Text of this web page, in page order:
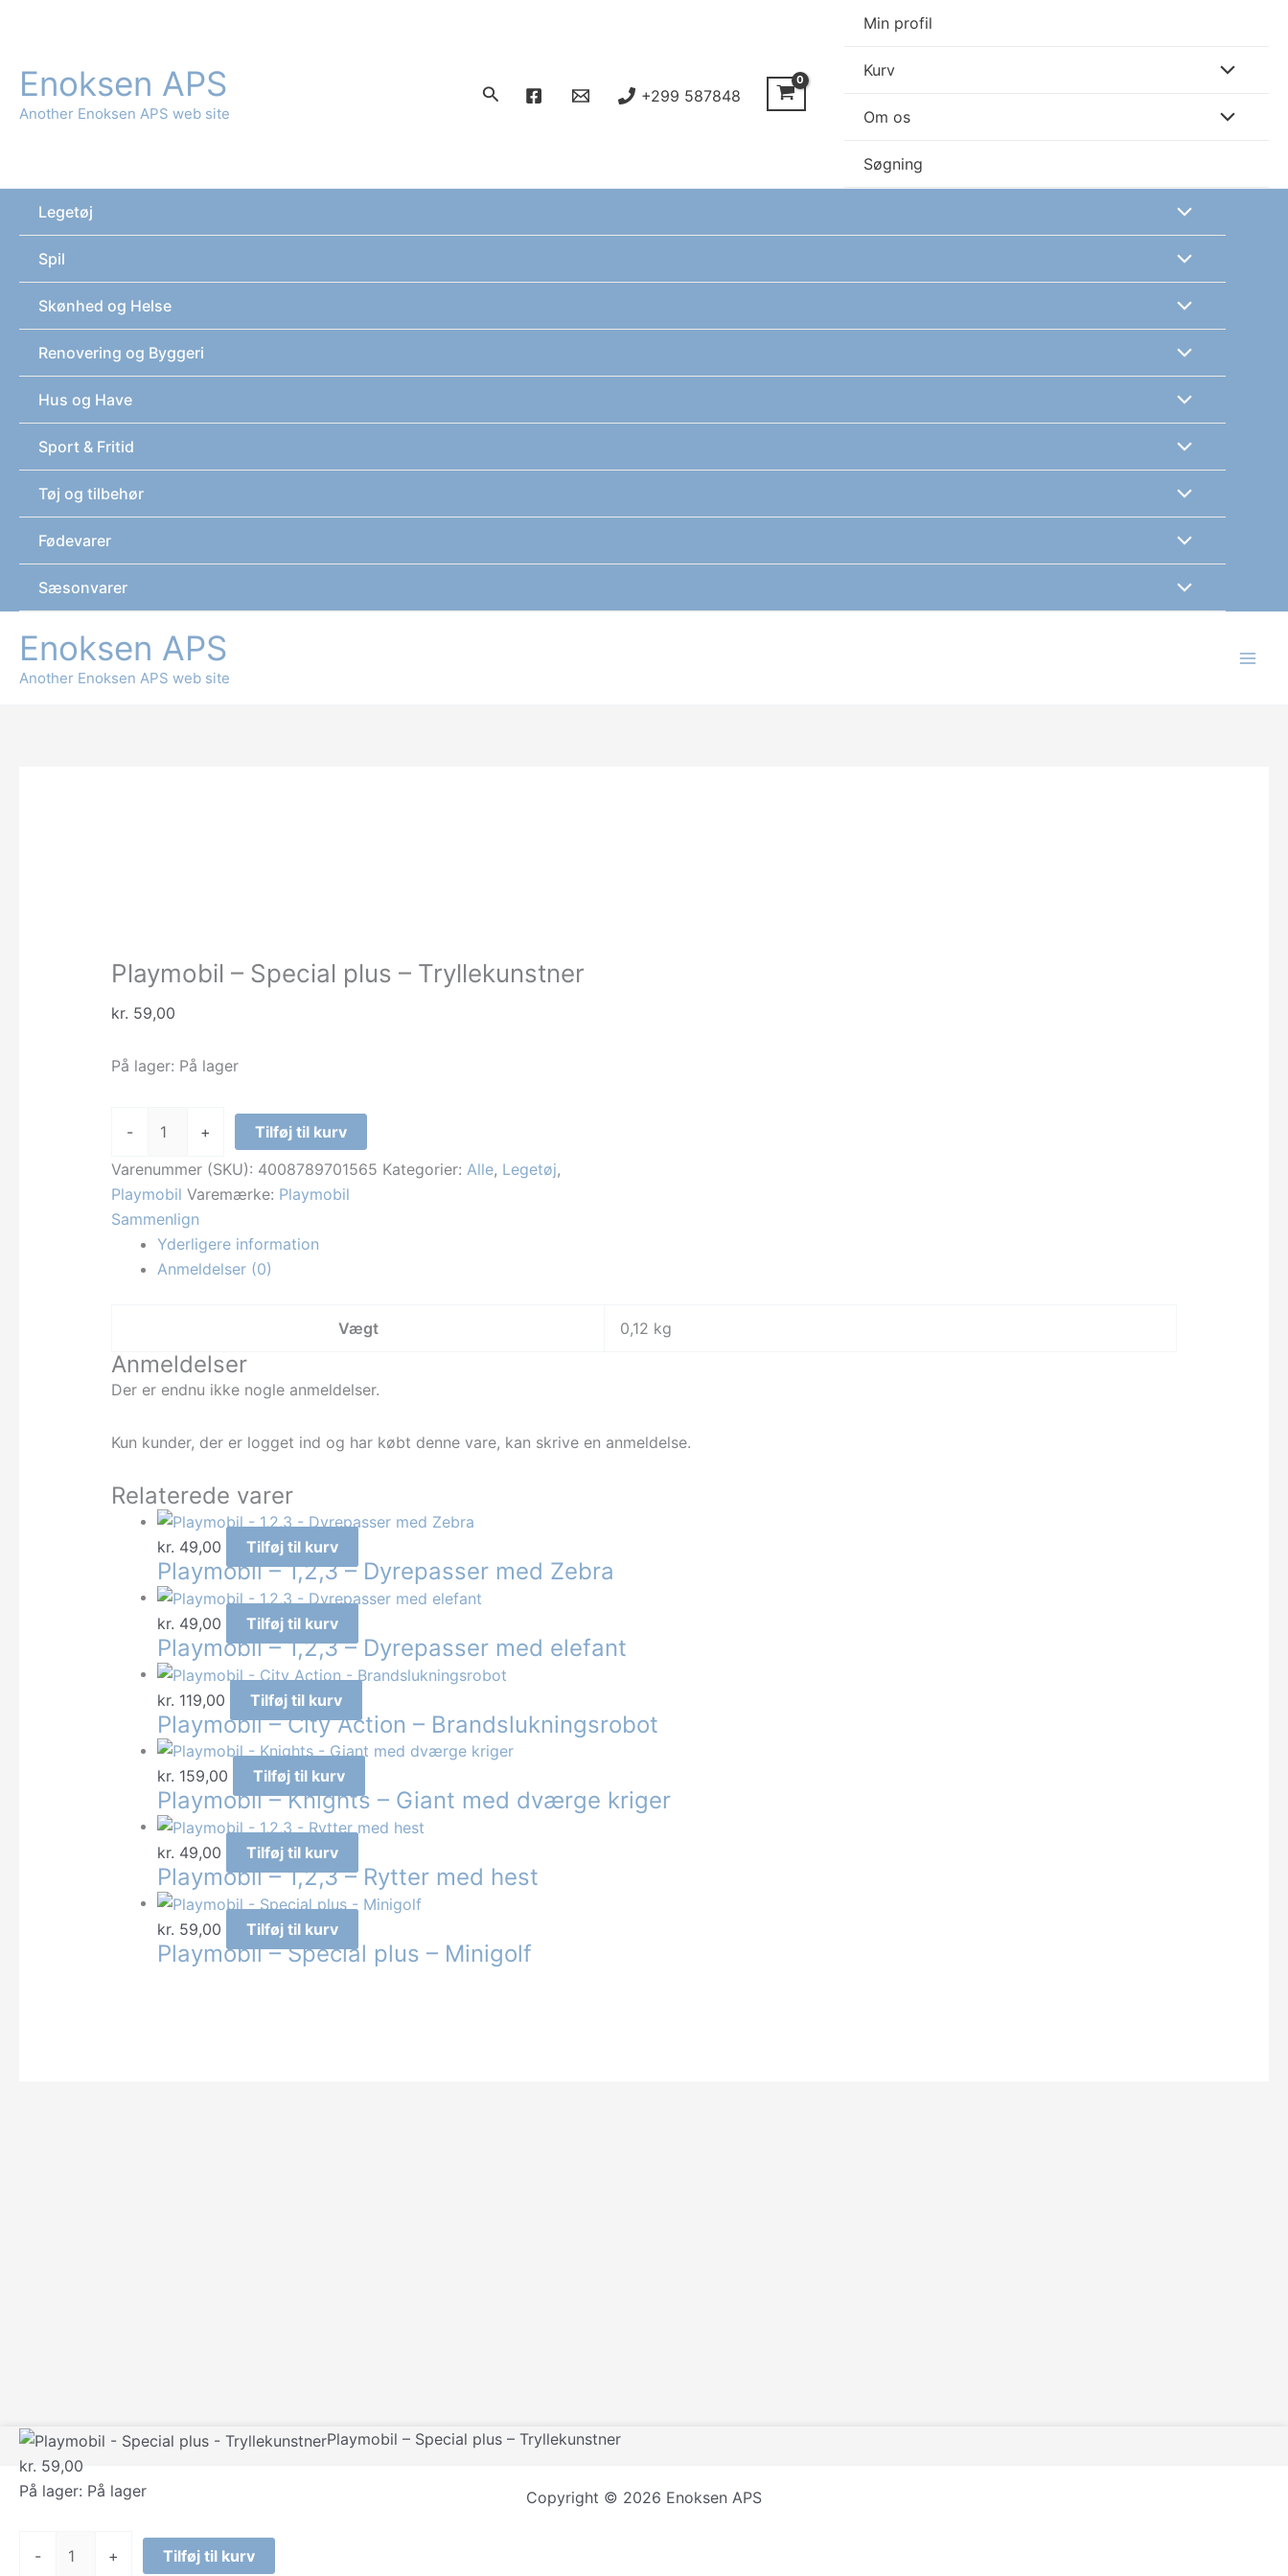
Enoksen APS
Another Enoksen APS web site
Søg +299 587848
Min profil
Kurv
Om os
Søgning
Legetøj
Spil
Skønhed og Helse
Renovering og Byggeri
Hus og Have
Sport & Fritid
Tøj og tilbehør
Fødevarer
Sæsonvarer
Enoksen APS
Another Enoksen APS web site
Playmobil – Special plus – Tryllekunstner
kr. 59,00
På lager: På lager
-
Special
plus
-
Tryllekunstner
antal
+
Tilføj til kurv
Varenummer (SKU): 4008789701565 Kategorier: Alle, Legetøj,
Playmobil Varemærke: Playmobil
Sammenlign
Yderligere information
Anmeldelser (0)
Vægt 0,12 kg
Anmeldelser
Der er endnu ikke nogle anmeldelser.
Kun kunder, der er logget ind og har købt denne vare, kan skrive en anmeldelse.
Relaterede varer
kr. 49,00 Tilføj til kurv
Playmobil – 1,2,3 – Dyrepasser med Zebra
kr. 49,00 Tilføj til kurv
Playmobil – 1,2,3 – Dyrepasser med elefant
kr. 119,00 Tilføj til kurv
Playmobil – City Action – Brandslukningsrobot
kr. 159,00 Tilføj til kurv
Playmobil – Knights – Giant med dværge kriger
kr. 49,00 Tilføj til kurv
Playmobil – 1,2,3 – Rytter med hest
kr. 59,00 Tilføj til kurv
Playmobil – Special plus – Minigolf
Copyright © 2026 Enoksen APS
Playmobil – Special plus – Tryllekunstner
kr. 59,00
På lager: På lager
- + Tilføj til kurv